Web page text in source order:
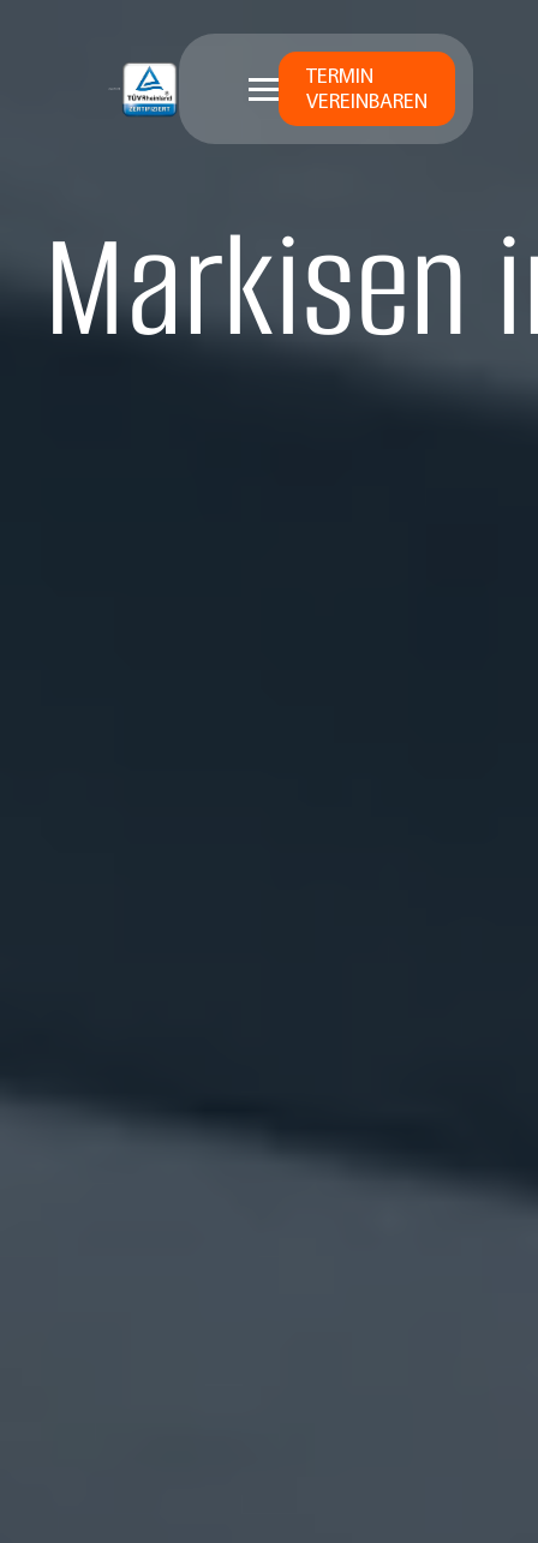
TERMIN
VEREINBAREN
Markisen